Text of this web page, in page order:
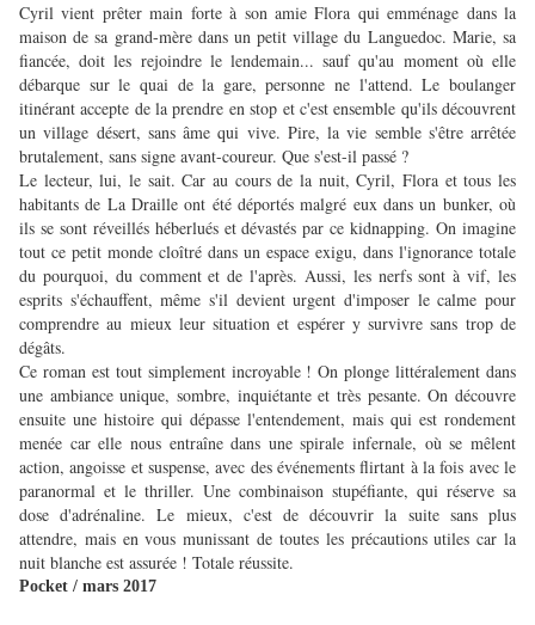
Cyril vient prêter main forte à son amie Flora qui emménage dans la
maison de sa grand-mère dans un petit village du Languedoc. Marie, sa
fiancée, doit les rejoindre le lendemain... sauf qu'au moment où elle
débarque sur le quai de la gare, personne ne l'attend. Le boulanger
itinérant accepte de la prendre en stop et c'est ensemble qu'ils découvrent
un village désert, sans âme qui vive. Pire, la vie semble s'être arrêtée
brutalement, sans signe avant-coureur. Que s'est-il passé ?
Le lecteur, lui, le sait. Car au cours de la nuit, Cyril, Flora et tous les
habitants de La Draille ont été déportés malgré eux dans un bunker, où
ils se sont réveillés héberlués et dévastés par ce kidnapping. On imagine
tout ce petit monde cloîtré dans un espace exigu, dans l'ignorance totale
du pourquoi, du comment et de l'après. Aussi, les nerfs sont à vif, les
esprits s'échauffent, même s'il devient urgent d'imposer le calme pour
comprendre au mieux leur situation et espérer y survivre sans trop de
dégâts.
Ce roman est tout simplement incroyable ! On plonge littéralement dans
une ambiance unique, sombre, inquiétante et très pesante. On découvre
ensuite une histoire qui dépasse l'entendement, mais qui est rondement
menée car elle nous entraîne dans une spirale infernale, où se mêlent
action, angoisse et suspense, avec des événements flirtant à la fois avec le
paranormal et le thriller. Une combinaison stupéfiante, qui réserve sa
dose d'adrénaline. Le mieux, c'est de découvrir la suite sans plus
attendre, mais en vous munissant de toutes les précautions utiles car la
nuit blanche est assurée ! Totale réussite.
Pocket / mars 2017